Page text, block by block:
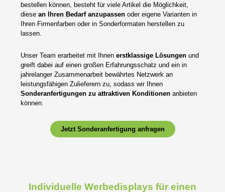
bestellen können, besteht für viele Artikel die Möglichkeit,
diese an Ihren Bedarf anzupassen oder eigene Varianten in
Ihren Firmenfarben oder in Sonderformaten herstellen zu
lassen.
Unser Team erarbeitet mit Ihnen erstklassige Lösungen und
greift dabei auf einen großen Erfahrungsschatz und ein in
jahrelanger Zusammenarbeit bewährtes Netzwerk an
leistungsfähigen Zulieferern zu, sodass wir Ihnen
Sonderanfertigungen zu attraktiven Konditionen anbieten
können.
Jetzt Sonderanfertigung anfragen
Individuelle Werbedisplays für einen